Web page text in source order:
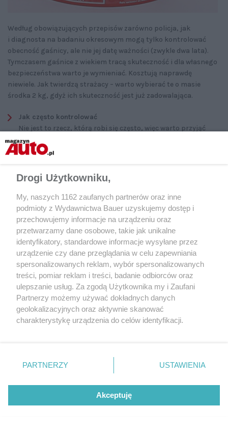
Według obowiązujących przepisów zarówno policja, jak
i diagnosta na badaniu okresowym mogą tylko kontrolować
obecność gaśnicy, ale nie jej datę ważności (zwykle dwa lata).
Tymczasem gaśnice z wiekiem tracą skuteczność i dla własnego
bezpieczeństwa warto je wymieniać. Kosztują naprawdę
niewiele. Jak twierdzą strażacy – warto wybierać te o masie
środka 2 kg, gdyż ich skuteczność jest już zadowalająca.
Jak często kontrolować
Nie jest to rzecz, którą robi się często, więc warto przyjąć
zasadę, że kontrolujemy gaśnicę przed badaniem okresowym
auta na SKP.
Stara gaśnica może nie zadziałać. Konsekwencje są
oczywiste.
Wymiana paska rozrządu
ze względu na wiek
Drogi Użytkowniku,
My, naszych 1162 zaufanych partnerów oraz inne
podmioty z Wydawnictwa Bauer uzyskujemy dostęp i
przechowujemy informacje na urządzeniu oraz
przetwarzamy dane osobowe, takie jak unikalne
identyfikatory, standardowe informacje wysyłane przez
urządzenie czy dane przeglądania w celu zapewniania
spersonalizowanych reklam, wybór spersonalizowanych
treści, pomiar reklam i treści, badanie odbiorców oraz
ulepszanie usług. Za zgodą Użytkownika my i Zaufani
Partnerzy możemy używać dokładnych danych
geolokalizacyjnych oraz aktywnie skanować
charakterystykę urządzenia do celów identyfikacji.
zmienić/wycofać klikając przycisk ustawień prywatności
znajdujący się w lewym dolnym rogu strony
rodzaje przetwarzania danych nie wymagają zgody
użytkownika, ale masz prawo sprzeciwić się takiemu
PARTNERZY USTAWIENIA
Akceptuję